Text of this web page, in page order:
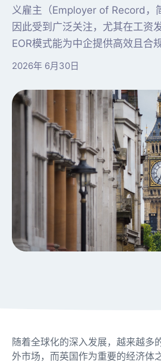
义雇主（Employer of Record，
因此受到广泛关注，尤其在工资
EOR模式能为中企提供高效且合
2026年 6月30日
随着全球化的深入发展，越来越多
外市场，而英国作为重要的经济体